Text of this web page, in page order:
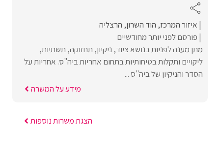
איזור המרכז הוד השרון הרצליה
פורסם לפני יותר מחודשיים
מתן מענה לפניות בנושא ציוד, ניקיון, תחזוקה, תשתיות,
ליקויים ותקלות בטיחותיות בתחום אחריות ביה"ס. אחריות על
הסדר והניקיון של ביה"ס ...
מידע על המשרה
הצגת משרות נוספות